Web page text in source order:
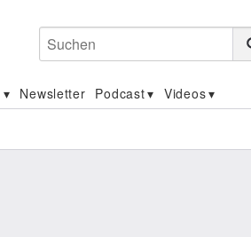
Suchen
Newsletter Podcast Videos